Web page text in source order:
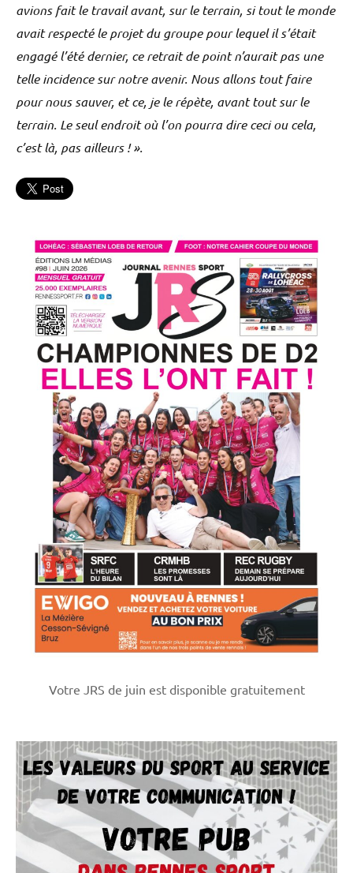
avions fait le travail avant, sur le terrain, si tout le monde
avait respecté le projet du groupe pour lequel il s’était
engagé l’été dernier, ce retrait de point n’aurait pas une
telle incidence sur notre avenir. Nous allons tout faire
pour nous sauver, et ce, je le répète, avant tout sur le
terrain. Le seul endroit où l’on pourra dire ceci ou cela,
c’est là, pas ailleurs ! ».
classé
Votre JRS de juin est disponible gratuitement